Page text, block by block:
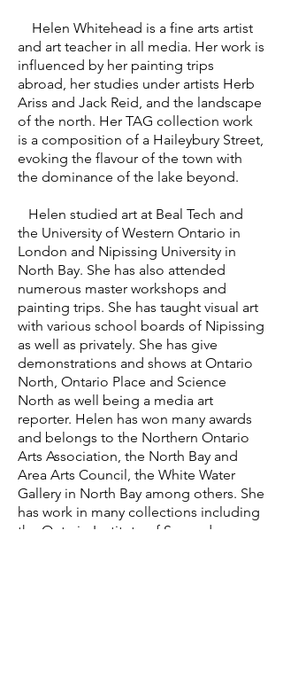
Helen Whitehead is a fine arts artist
and art teacher in all media. Her work is
influenced by her painting trips
abroad, her studies under artists Herb
Ariss and Jack Reid, and the landscape
of the north. Her TAG collection work
is a composition of a Haileybury Street,
evoking the flavour of the town with
the dominance of the lake beyond.
Helen studied art at Beal Tech and
the University of Western Ontario in
London and Nipissing University in
North Bay. She has also attended
numerous master workshops and
painting trips. She has taught visual art
with various school boards of Nipissing
as well as privately. She has give
demonstrations and shows at Ontario
North, Ontario Place and Science
North as well being a media art
reporter. Helen has won many awards
and belongs to the Northern Ontario
Arts Association, the North Bay and
Area Arts Council, the White Water
Gallery in North Bay among others. She
has work in many collections including
the Ontario Institute of Secondary